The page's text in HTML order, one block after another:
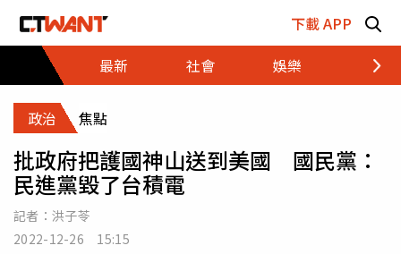
下載 APP
最新
社會 娛樂 財經
政治 焦點
批政府把護國神山送到美國 國民黨：
民進黨毀了台積電
記者： 洪子苓
2022-12-26 15:15